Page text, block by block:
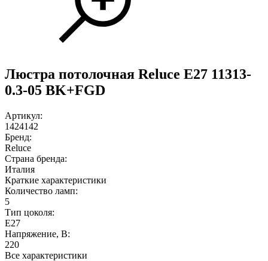
Люстра потолочная Reluce E27 11313-
0.3-05 BK+FGD
Артикул:
1424142
Бренд:
Reluce
Страна бренда:
Италия
Краткие характеристики
Количество ламп:
5
Тип цоколя:
E27
Напряжение, В:
220
Все характеристики